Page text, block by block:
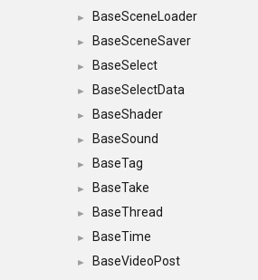
► BaseSceneLoader
► BaseSceneSaver
► BaseSelect
► BaseSelectData
► BaseShader
► BaseSound
► BaseTag
► BaseTake
► BaseThread
► BaseTime
►
BaseVideoPost